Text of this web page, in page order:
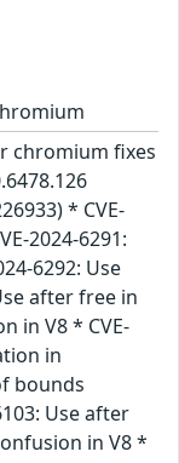
chromium fixes
* CVE-
2024-6291:
6292: Use
after free in
in V8 * CVE-
in
bounds
Use after
in V8 *